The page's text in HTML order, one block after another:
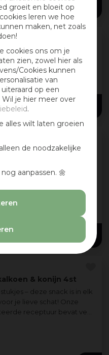
groeit en bloeit op
leren we hoe
maken, net zoals
cookies ons om je
zien, zowel hier als
Cookies kunnen
van
op een
je hier meer over
.
alles wilt laten groeien
de noodzakelijke
aanpassen. 🌼
– Zalm 60 g
Vis zijn kostelijke,
-zonder vlees en daarom
voor katten die gevoelig
vleesproteïnen...
& gevogelte 4st
– deze snack is in elk
je lieve schat! Onze
& konijn 4st
– deze snack is in elk
je lieve schat! Onze
receptuur bevat veel